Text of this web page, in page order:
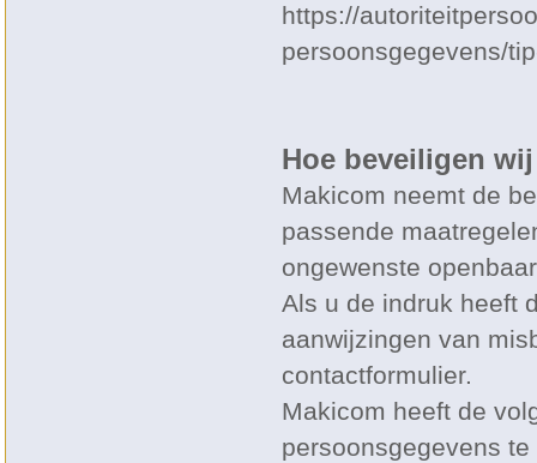
https://
persoonsgegevens/
Hoe beveiligen
Makicom neemt de
passende
ongewenste
Als u de indruk heeft
aanwijzingen van
contactformulier.
Makicom heeft de
persoonsgegevens